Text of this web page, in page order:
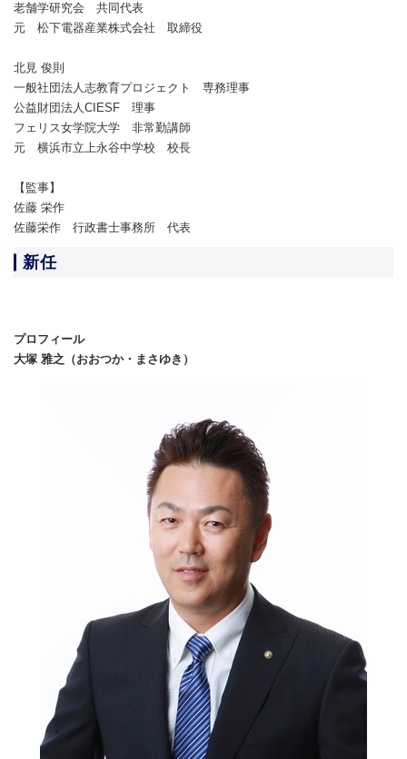
老舗学研究会 共同代表
元 松下電器産業株式会社 取締役
北見 俊則
一般社団法人志教育プロジェクト 専務理事
公益財団法人CIESF 理事
フェリス女学院大学 非常勤講師
元 横浜市立上永谷中学校 校長
【監事】
佐藤 栄作
佐藤栄作 行政書士事務所 代表
新任
プロフィール
大塚 雅之（おおつか・まさゆき）